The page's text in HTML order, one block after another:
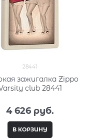
28441
зажигалка Zippo
club 28441
4 626 руб.
В КОРЗИНУ